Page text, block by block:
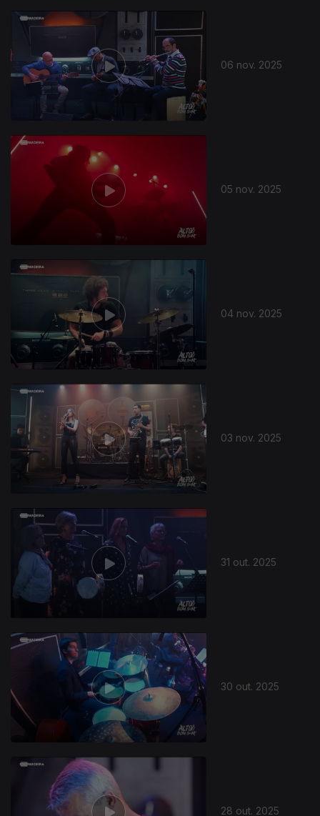
06 nov. 2025
05 nov. 2025
04 nov. 2025
03 nov. 2025
31 out. 2025
30 out. 2025
28 out. 2025